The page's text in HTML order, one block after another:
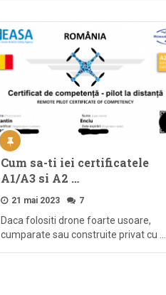
Cum sa-ti iei certificatele
A1/A3 si A2 …
21 mai 2023 7
Daca folositi drone foarte usoare,
cumparate sau construite privat cu …